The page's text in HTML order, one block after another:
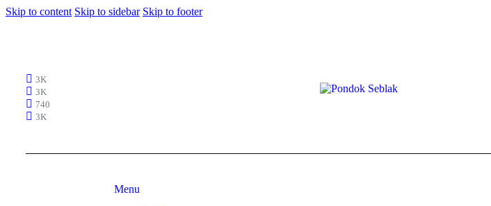
Skip to content Skip to sidebar Skip to footer
3K
3K
740
3K
Menu